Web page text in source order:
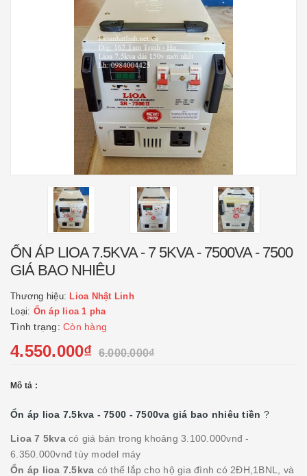
ỔN ÁP LIOA 7.5KVA - 7 5KVA - 7500VA - 7500
GIÁ BAO NHIÊU
Thương hiệu: Lioa Nhật Linh
Loại: Ổn áp lioa 1 pha
Tình trạng: Còn hàng
4.550.000₫ 6.000.000₫
Mô tả :
Ổn áp lioa 7.5kva - 7500 - 7500va giá bao nhiêu tiền ?
Lioa 7 5kva có giá bán trong khoảng 3.100.000vnđ -
6.350.000vnđ tùy model máy
Ổn áp lioa 7.5kva có thể lắp cho hộ gia đình có 2ĐH,1BNL, và